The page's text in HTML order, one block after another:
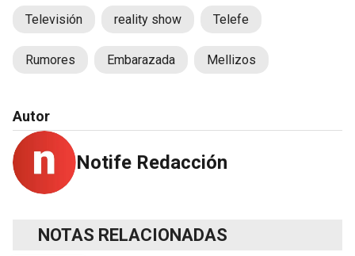
Televisión reality show Telefe
Rumores Embarazada Mellizos
Autor
Notife Redacción
NOTAS RELACIONADAS